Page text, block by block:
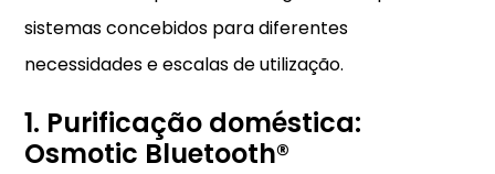
sistemas concebidos para diferentes
necessidades e escalas de utilização.
1. Purificação doméstica:
Osmotic Bluetooth®